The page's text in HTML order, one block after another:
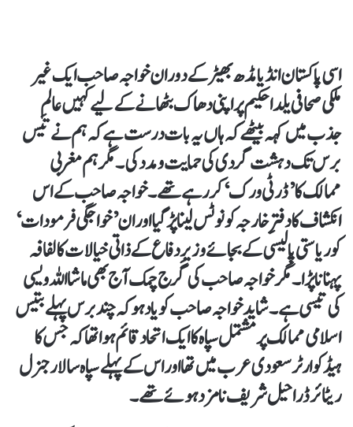
اسی پاکستان انڈیا مڈھ بھیڑ کے دوران خواجہ صاحب ایک غیر
ملکی صحافی یلدا حکیم پر اپنی دھاک بٹھانے کے لیے کہیں عالمِ
جذب میں کہہ بیٹھے کہ ہاں یہ بات درست ہے کہ ہم نے تیس
برس تک دہشت گردی کی حمایت و مدد کی۔ مگر ہم مغربی
ممالک کا ’ڈرٹی ورک‘ کر رہے تھے۔ خواجہ صاحب کے اس
انکشاف کا دفترِ خارجہ کو نوٹس لینا پڑ گیا اور ان ’خواجگی فرمودات‘
کو ریاستی پالیسی کے بجائے وزیرِ دفاع کے ذاتی خیالات کا لفافہ
پہنانا پڑا۔ مگر خواجہ صاحب کی گرج چمک آج بھی ماشااللہ ویسی
کی تیسی ہے۔ شاید خواجہ صاحب کو یاد ہو کہ چند برس پہلے بتیس
اسلامی ممالک پر مشتمل سپاہ کا ایک اتحاد قائم ہوا تھا کہ جس کا
ہیڈکوارٹر سعودی عرب میں تھا اور اس کے پہلے سپاہ سالار جنرل
ریٹائرڈ راحیل شریف نامزد ہوئے تھے۔